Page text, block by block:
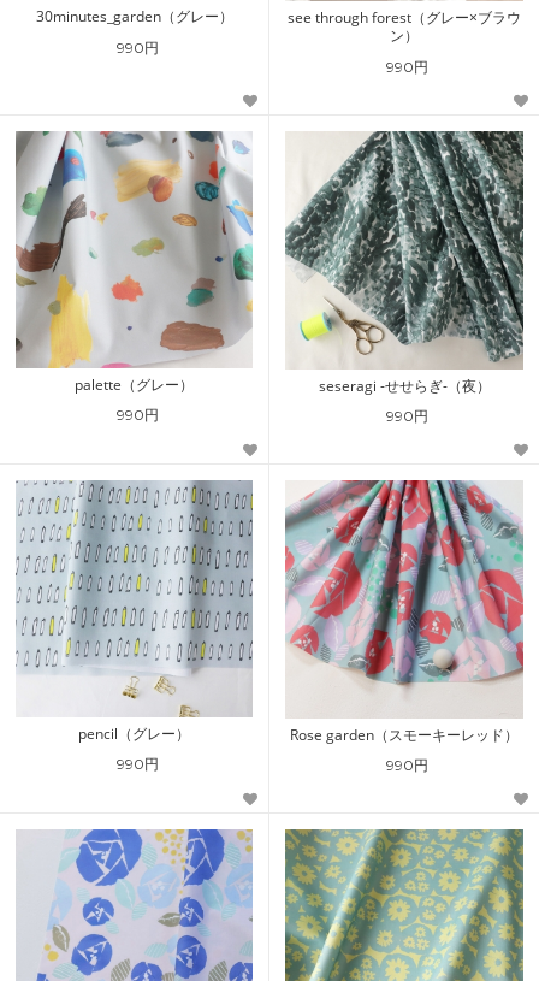
30minutes_garden（グレー）
990円
see through forest（グレー×ブラウ
ン）
990円
palette（グレー）
990円
seseragi -せせらぎ-（夜）
990円
pencil（グレー）
990円
Rose garden（スモーキーレッド）
990円